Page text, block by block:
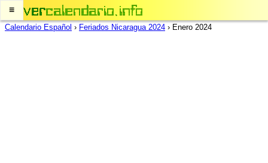
≡
Calendario Español › Feriados Nicaragua 2024 › Enero 2024